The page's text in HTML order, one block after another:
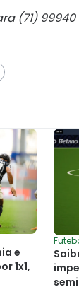
(71) 99940
e
1x1,